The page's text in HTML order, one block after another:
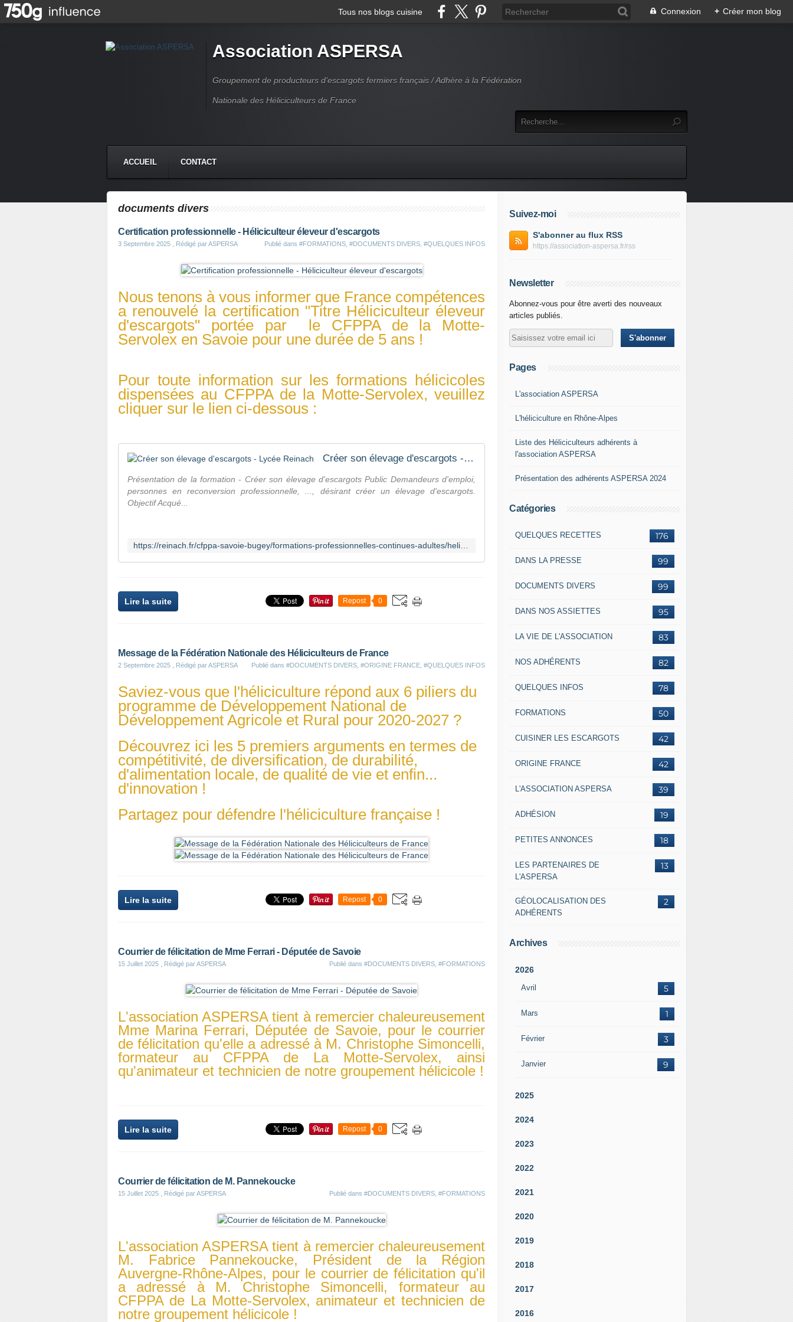
Tous nos blogs cuisine Connexion + Créer mon blog
Association ASPERSA
Groupement de producteurs d'escargots fermiers français / Adhère à la Fédération
Nationale des Héliciculteurs de France
ACCUEIL CONTACT
documents divers
Certification professionnelle - Héliciculteur éleveur d'escargots
3 Septembre 2025 , Rédigé par ASPERSA Publié dans #FORMATIONS #DOCUMENTS DIVERS #QUELQUES INFOS
Nous tenons à vous informer que France compétences
a renouvelé la certification "Titre Héliciculteur éleveur
d'escargots" portée par
le CFPPA de la Motte-
Servolex en Savoie pour une durée de 5 ans !
Pour toute information sur les formations hélicicoles
dispensées au CFPPA de la Motte-Servolex, veuillez
cliquer sur le lien ci-dessous :
Créer son élevage d'escargots - Lycée Reinach
Présentation de la formation - Créer son élevage d'escargots Public Demandeurs d'emploi,
personnes en reconversion professionnelle, ..., désirant créer un élevage d'escargots.
Objectif Acqué...
Lire la suite Repost 0
Message de la Fédération Nationale des Héliciculteurs de France
2 Septembre 2025 , Rédigé par ASPERSA Publié dans #DOCUMENTS DIVERS #ORIGINE FRANCE #QUELQUES INFOS
Saviez-vous que l'héliciculture répond aux 6 piliers du
programme de Développement National de
Développement Agricole et Rural pour 2020-2027 ?
Découvrez ici les 5 premiers arguments en termes de
compétitivité, de diversification, de durabilité,
d'alimentation locale, de qualité de vie et enfin...
d'innovation !
Partagez pour défendre l'héliciculture française !
Lire la suite Repost 0
Courrier de félicitation de Mme Ferrari - Députée de Savoie
15 Juillet 2025 , Rédigé par ASPERSA Publié dans #DOCUMENTS DIVERS #FORMATIONS
L'association ASPERSA tient à remercier chaleureusement
Mme Marina Ferrari, Députée de Savoie, pour le courrier
de félicitation qu'elle a adressé à M. Christophe Simoncelli,
formateur au CFPPA de La Motte-Servolex, ainsi
qu'animateur et technicien de notre groupement hélicicole !
Lire la suite Repost 0
Courrier de félicitation de M. Pannekoucke
15 Juillet 2025 , Rédigé par ASPERSA Publié dans #DOCUMENTS DIVERS #FORMATIONS
L'association ASPERSA tient à remercier chaleureusement
M. Fabrice Pannekoucke, Président de la Région
Auvergne-Rhône-Alpes, pour le courrier de félicitation qu'il
a adressé à M. Christophe Simoncelli, formateur au
CFPPA de La Motte-Servolex, animateur et technicien de
notre groupement hélicicole !
Suivez-moi
S'abonner au flux RSS
https://association-aspersa.fr/rss
Newsletter
Abonnez-vous pour être averti des nouveaux
articles publiés.
Pages
L'association ASPERSA
L'héliciculture en Rhône-Alpes
Liste des Héliciculteurs adhérents à
l'association ASPERSA
Présentation des adhérents ASPERSA 2024
Catégories
176
QUELQUES RECETTES
99
DANS LA PRESSE
99
DOCUMENTS DIVERS
95
DANS NOS ASSIETTES
83
LA VIE DE L'ASSOCIATION
82
NOS ADHÉRENTS
78
QUELQUES INFOS
50
FORMATIONS
42
CUISINER LES ESCARGOTS
42
ORIGINE FRANCE
39
L'ASSOCIATION ASPERSA
19
ADHÉSION
18
PETITES ANNONCES
13
LES PARTENAIRES DE
L'ASPERSA
2
GÉOLOCALISATION DES
ADHÉRENTS
Archives
2026
Avril 5
Mars 1
Février 3
Janvier 9
2025
2024
2023
2022
2021
2020
2019
2018
2017
2016